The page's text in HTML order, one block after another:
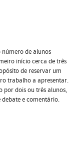
de alunos
início cerca de três
de reservar um
trabalho a apresentar.
por dois ou três alunos,
debate e comentário.